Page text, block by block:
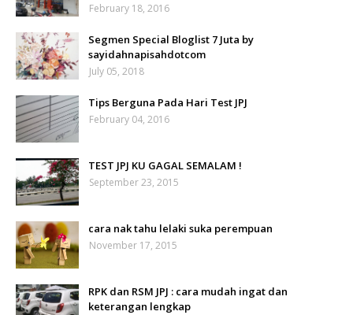
February 18, 2016
Segmen Special Bloglist 7 Juta by
sayidahnapisahdotcom
July 05, 2018
Tips Berguna Pada Hari Test JPJ
February 04, 2016
TEST JPJ KU GAGAL SEMALAM !
September 23, 2015
cara nak tahu lelaki suka perempuan
November 17, 2015
RPK dan RSM JPJ : cara mudah ingat dan
keterangan lengkap